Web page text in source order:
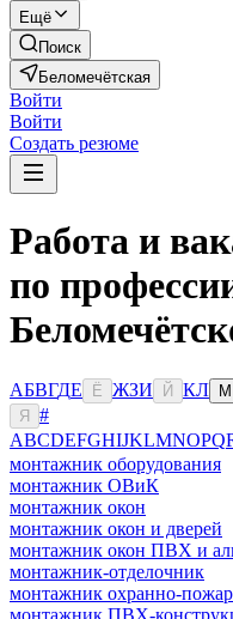
Ещё
Поиск
Беломечётская
Войти
Войти
Создать резюме
Работа и
по
АБВГДЕ Ё ЖЗИ Й КЛ М
Я
#
ABCDEFGHIJKLMNOPQ
монтажник оборудования
монтажник ОВиК
монтажник окон
монтажник окон и дверей
монтажник окон ПВХ и
монтажник-отделочник
монтажник охранно-
монтажник ПВХ-